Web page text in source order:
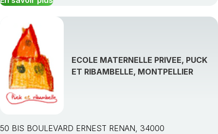
ECOLE MATERNELLE PRIVEE, PUCK
ET RIBAMBELLE, MONTPELLIER
50 BIS BOULEVARD ERNEST RENAN, 34000